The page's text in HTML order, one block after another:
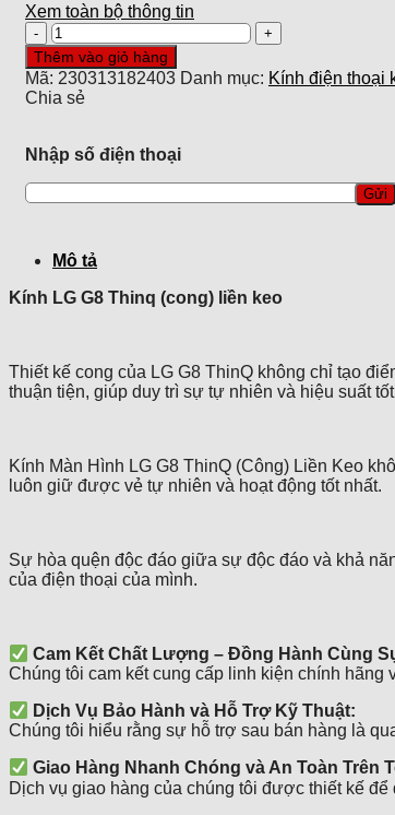
Xem toàn bộ thông tin
Kính
LG
G8
Thinq
(cong)
keo
số
lượng
Thêm vào giỏ hàng
Mã: 230313182403 Danh mục: Kính điện thoại
Chia sẻ
Nhập số điện thoại
Mô tả
Kính LG G8 Thinq (cong) liền keo
Thiết kế cong của LG G8 ThinQ không chỉ tạo
thuận tiện, giúp duy trì sự tự nhiên và hiệu suất
Kính Màn Hình LG G8 ThinQ (Công) Liền Keo
luôn giữ được vẻ tự nhiên và hoạt động tốt nhất.
Sự hòa quện độc đáo giữa sự độc đáo và khả
của điện thoại của mình.
Cam Kết Chất Lượng – Đồng Hành Cùng
Chúng tôi cam kết cung cấp linh kiện chính
Dịch Vụ Bảo Hành và Hỗ Trợ Kỹ Thuật:
Chúng tôi hiểu rằng sự hỗ trợ sau bán hàng là
Giao Hàng Nhanh Chóng và An Toàn Trên
Dịch vụ giao hàng của chúng tôi được thiết kế